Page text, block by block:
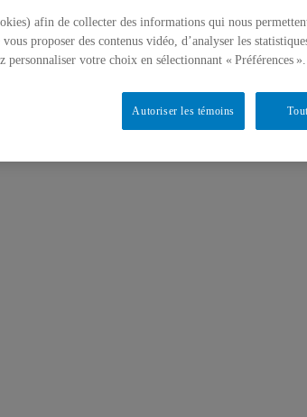
afin de collecter des informations qui nous
proposer des contenus vidéo, d’analyser les
personnaliser votre choix en sélectionnant « Préférences ».
Autoriser les témoins